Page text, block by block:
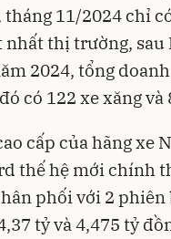
11/2024 chỉ
thị trường, sau
2024, tổng
có 122 xe xăng và
cấp của hãng xe
thế hệ mới chính
phối với 2 phiên
tỷ và 4,475 tỷ